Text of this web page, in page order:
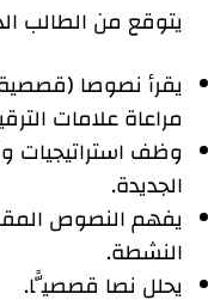
يتوقع من الطالب
يقرأ نصوصا
مراعاة علامات
وظف استراتيجيات
الجديدة.
يفهم النصوص
النشطة.
يحلل نصا قصصيًّا.